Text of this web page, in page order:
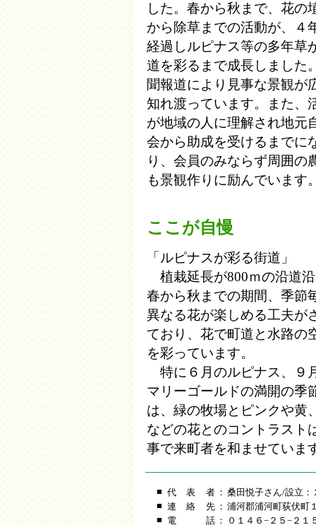
した。春から秋まで、花の
から除草までの活動が、４
経過しルピナス等の多年草
道を彩るまで成長しました
聞報道により見事な景観が
知れ渡っています。また、
が地域の人に理解され地元
会から助成を受けるまでに
り、会員のみならず周囲の
も景観作りに励んでいます
ここが自慢
「ルピナスが彩る街道」
植栽延長が800ｍの沿道
春から秋までの期間、季節
異なる花が楽しめる工夫が
ており、花で町道と水路の
を彩っています。
特に６月のルピナス、９
マリーゴールドの満開の季
は、緑の牧場とピンクや黄
などの花とのコントラスト
事で来町者を和ませていま
■ 代 表 者 ： 桑田悦子さん/設立：
■ 連 絡 先 ： 浦河郡浦河町荻伏
■ 電 話 ：
０１４６−２５−２１